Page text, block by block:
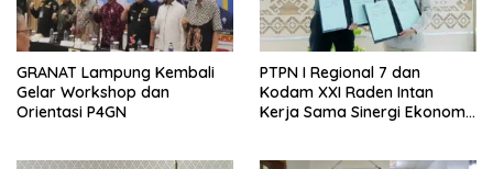
GRANAT Lampung Kembali
Gelar Workshop dan
Orientasi P4GN
PTPN I Regional 7 dan
Kodam XXI Raden Intan
Kerja Sama Sinergi Ekonomi